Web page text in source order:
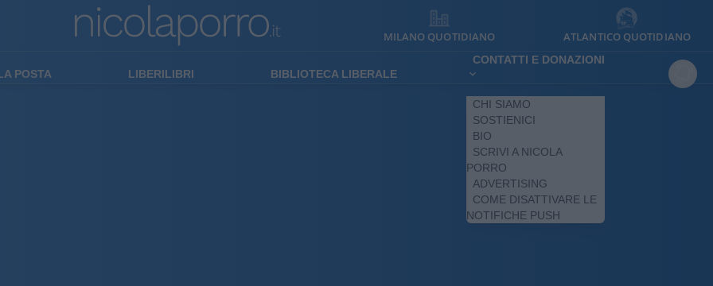
MILANO QUOTIDIANO ATLANTICO QUOTIDIANO
POSTA LIBERILIBRI BIBLIOTECA LIBERALE
CONTATTI E DONAZIONI
CHI SIAMO
SOSTIENICI
BIO
SCRIVI A NICOLA
PORRO
ADVERTISING
COME DISATTIVARE LE
NOTIFICHE PUSH